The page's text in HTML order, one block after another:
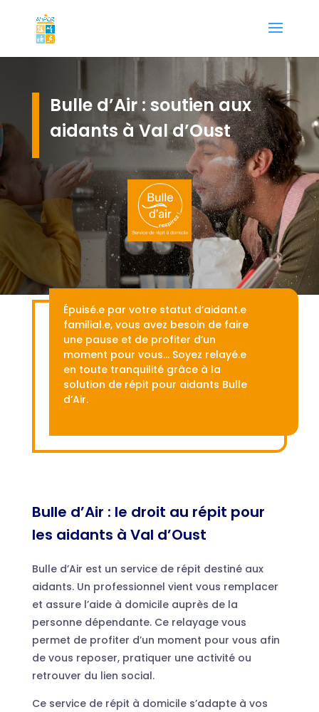
Bulle d’Air : soutien aux
aidants à Val d’Oust
Épuisé.e par votre statut d’aidant.e
familial.e, vous avez besoin de faire
une pause et de profiter d’un
moment pour vous… Soyez relayé.e
en toute tranquilité grâce à la
solution de répit pour aidants Bulle
d’Air.
Bulle d’Air : le droit au répit pour
les aidants à Val d’Oust
Bulle d’Air est un service de répit destiné aux
aidants. Un professionnel vient vous remplacer
et assure l’aide à domicile auprès de la
personne dépendante. Ce relayage vous
permet de profiter d’un moment pour vous afin
de vous reposer, pratiquer une activité ou
retrouver du lien social.
Ce service de répit à domicile s’adapte à vos